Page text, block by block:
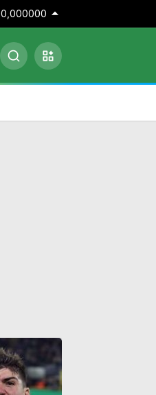
0,000000